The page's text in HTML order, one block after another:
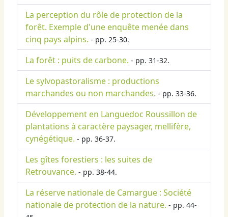
La perception du rôle de protection de la
forêt. Exemple d'une enquête menée dans
cinq pays alpins. - pp. 25-30.
La forêt : puits de carbone. - pp. 31-32.
Le sylvopastoralisme : productions
marchandes ou non marchandes. - pp. 33-36.
Développement en Languedoc Roussillon de
plantations à caractère paysager, mellifère,
cynégétique. - pp. 36-37.
Les gîtes forestiers : les suites de
Retrouvance. - pp. 38-44.
La réserve nationale de Camargue : Société
nationale de protection de la nature. - pp. 44-